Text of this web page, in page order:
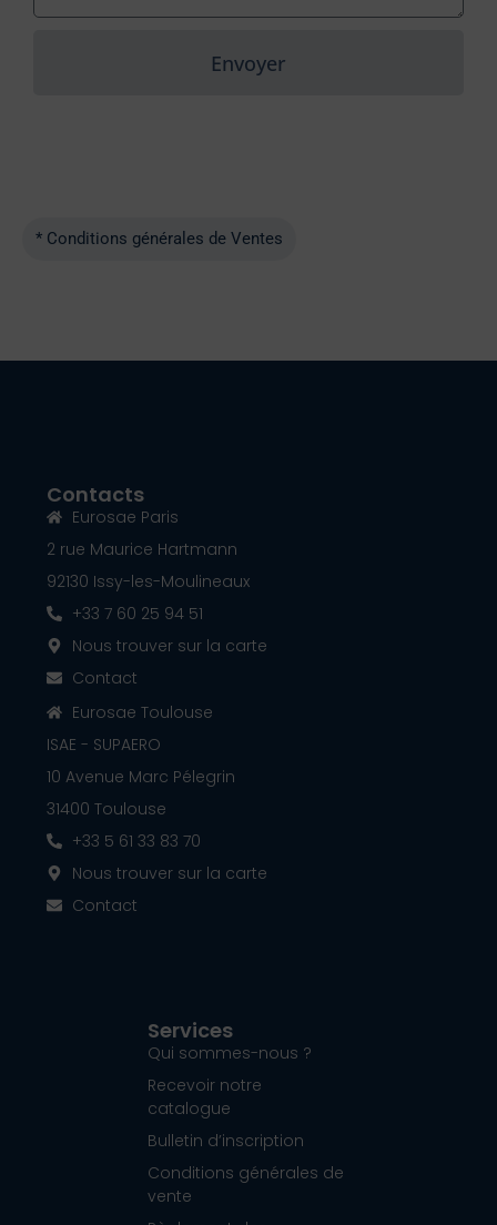
Envoyer
* Conditions générales de Ventes
Services
Qui sommes-nous ?
Recevoir notre
catalogue
Bulletin d’inscription
Conditions générales de
vente
Contacts
Eurosae Paris
2 rue Maurice Hartmann
92130 Issy-les-Moulineaux
+33 7 60 25 94 51
Nous trouver sur la carte
Contact
Eurosae Toulouse
ISAE - SUPAERO
10 Avenue Marc Pélegrin
31400 Toulouse
+33 5 61 33 83 70
Nous trouver sur la carte
Contact